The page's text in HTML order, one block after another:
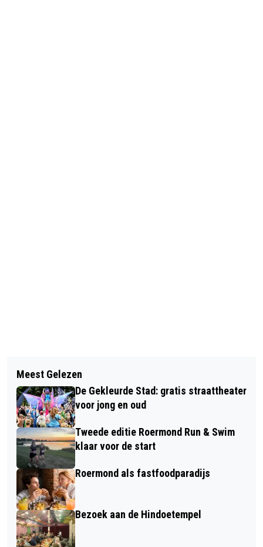
KERSTVAKANTIE-ACTIVITEIT IN DE
ROERDOMP
DRUKWERK BEZORGT HITS IN DE ECI
Meest Gelezen
De Gekleurde Stad: gratis straattheater
voor jong en oud
Tweede editie Roermond Run & Swim
klaar voor de start
Roermond als fastfoodparadijs
Bezoek aan de Hindoetempel